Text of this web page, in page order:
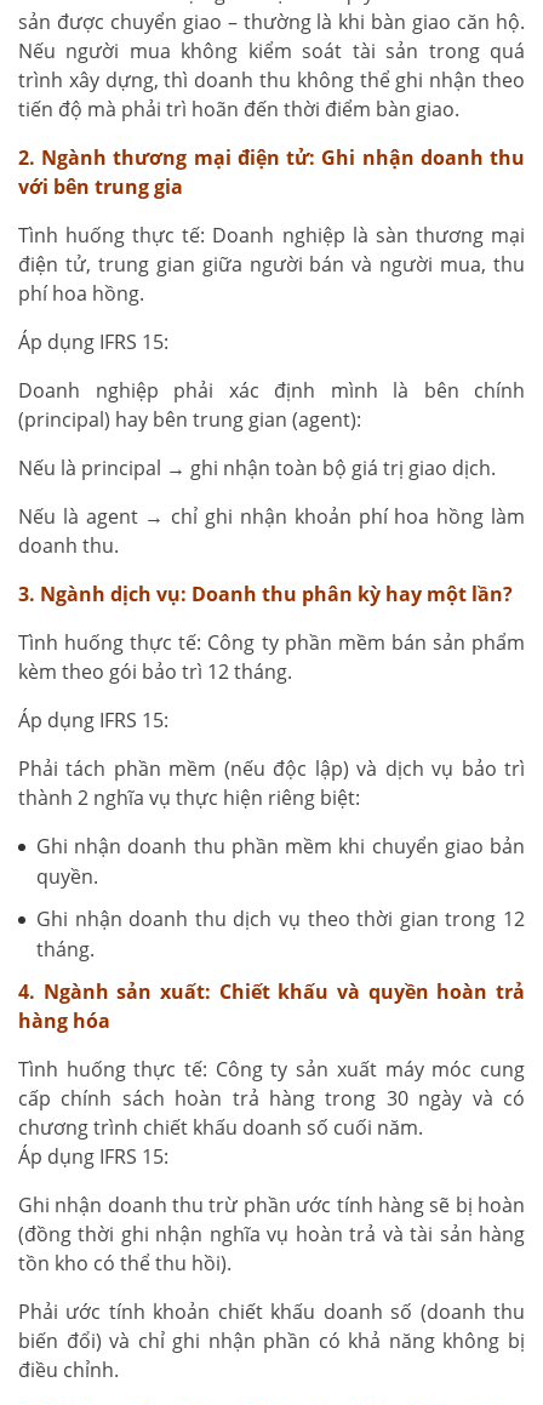
sản được chuyển giao – thường là khi bàn giao căn hộ.
Nếu người mua không kiểm soát tài sản trong quá
trình xây dựng, thì doanh thu không thể ghi nhận theo
tiến độ mà phải trì hoãn đến thời điểm bàn giao.
2. Ngành thương mại điện tử: Ghi nhận doanh thu
với bên trung gia
Tình huống thực tế: Doanh nghiệp là sàn thương mại
điện tử, trung gian giữa người bán và người mua, thu
phí hoa hồng.
Áp dụng IFRS 15:
Doanh nghiệp phải xác định mình là bên chính
(principal) hay bên trung gian (agent):
Nếu là principal → ghi nhận toàn bộ giá trị giao dịch.
Nếu là agent → chỉ ghi nhận khoản phí hoa hồng làm
doanh thu.
3. Ngành dịch vụ: Doanh thu phân kỳ hay một lần?
Tình huống thực tế: Công ty phần mềm bán sản phẩm
kèm theo gói bảo trì 12 tháng.
Áp dụng IFRS 15:
Phải tách phần mềm (nếu độc lập) và dịch vụ bảo trì
thành 2 nghĩa vụ thực hiện riêng biệt:
Ghi nhận doanh thu phần mềm khi chuyển giao bản
quyền.
Ghi nhận doanh thu dịch vụ theo thời gian trong 12
tháng.
4. Ngành sản xuất: Chiết khấu và quyền hoàn trả
hàng hóa
Tình huống thực tế: Công ty sản xuất máy móc cung
cấp chính sách hoàn trả hàng trong 30 ngày và có
chương trình chiết khấu doanh số cuối năm.
Áp dụng IFRS 15:
Ghi nhận doanh thu trừ phần ước tính hàng sẽ bị hoàn
(đồng thời ghi nhận nghĩa vụ hoàn trả và tài sản hàng
tồn kho có thể thu hồi).
Phải ước tính khoản chiết khấu doanh số (doanh thu
biến đổi) và chỉ ghi nhận phần có khả năng không bị
điều chỉnh.